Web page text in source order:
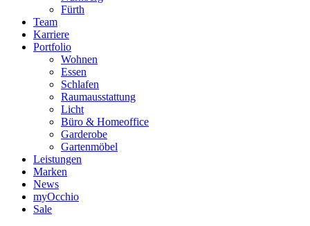
Fürth
Team
Karriere
Portfolio
Wohnen
Essen
Schlafen
Raumausstattung
Licht
Büro & Homeoffice
Garderobe
Gartenmöbel
Leistungen
Marken
News
myOcchio
Sale